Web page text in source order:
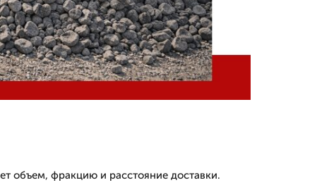
объем, фракцию и расстояние доставки.